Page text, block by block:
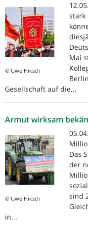
© Uwe Hiksch
stark
Mai
Gesellschaft auf die...
Armut wirksam
© Uwe Hiksch
Das
der
sind
in...